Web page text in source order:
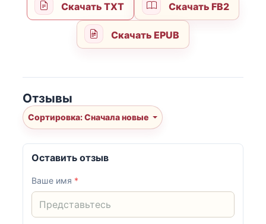
Скачать TXT Скачать FB2
Скачать EPUB
Отзывы
Сортировка: Сначала новые
Оставить отзыв
Ваше имя *